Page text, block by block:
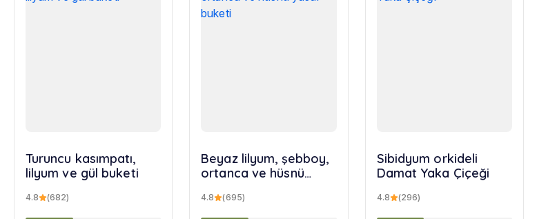
Turuncu kasımpatı,
lilyum ve gül buketi
4.8 (682)
Beyaz lilyum, şebboy,
ortanca ve hüsnü
4.8 (695)
Sibidyum orkideli
Damat Yaka Çiçeği
4.8 (296)